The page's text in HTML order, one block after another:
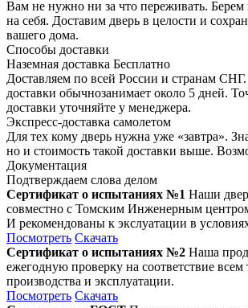
Вам не нужно ни за что переживать. Берем
на себя. Доставим дверь в целости и
вашего дома.
Способы доставки
Наземная доставка Бесплатно
Доставляем по всей России и странам
доставки обычнозанимает около 5 дней.
доставки уточняйте у менеджера.
Экспресс-доставка самолетом
Для тех кому дверь нужна уже «завтра».
но и стоимость такой доставки выше.
Документация
Подтверждаем слова делом
Сертификат о испытаниях №1 Наши
совместно с Томским Инженерным
И рекомендованы к экслуатации в
Посмотреть Скачать
Сертификат о испытаниях №2 Наша
ежегодную проверку на соответствие всем
производства и эксплуатации.
Посмотреть Скачать